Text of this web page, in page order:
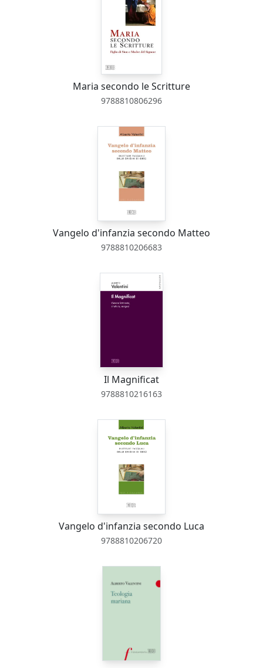
Maria secondo le Scritture
9788810806296
Vangelo d'infanzia secondo Matteo
9788810206683
Il Magnificat
9788810216163
Vangelo d'infanzia secondo Luca
9788810206720